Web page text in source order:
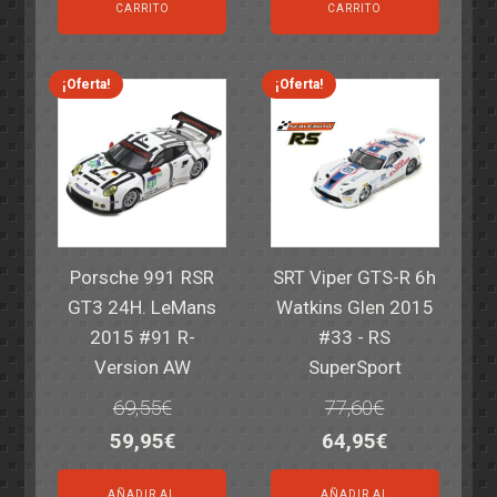
original
era:
82,40€.
es:
59,95€.
CARRITO
original
era:
82,40€.
es:
59,95€.
CARRITO
¡Oferta!
Porsche 991 RSR
GT3 24H. LeMans
2015 #91 R-
Version AW
69,55€
El
precio
59,95€El
precio
AÑADIR AL
¡Oferta!
SRT Viper GTS-R 6h
Watkins Glen 2015
#33 - RS
SuperSport
77,60€
El
precio
64,95€El
precio
AÑADIR AL